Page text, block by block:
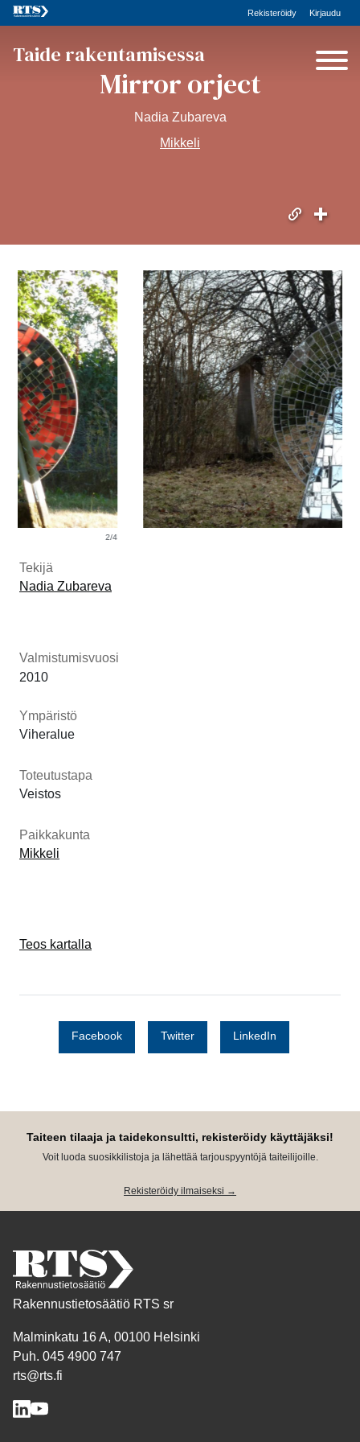
Rekisteröidy Kirjaudu
Taide rakentamisessa
Mirror orject
Nadia Zubareva
Mikkeli
Tekijä
Nadia Zubareva
Valmistumisvuosi
2010
Ympäristö
Viheralue
Toteutustapa
Veistos
Paikkakunta
Mikkeli
Teos kartalla
Facebook Twitter LinkedIn
Taiteen tilaaja ja taidekonsultti, rekisteröidy käyttäjäksi!
Voit luoda suosikkilistoja ja lähettää tarjouspyyntöjä taiteilijoille.
Rekisteröidy ilmaiseksi →
Rakennustietosäätiö RTS sr
Malminkatu 16 A, 00100 Helsinki
Puh. 045 4900 747
rts@rts.fi